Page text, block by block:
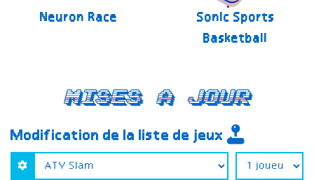
Neuron Race
Sonic Sports
Basketball
Mises a jour
Modification de la liste de jeux